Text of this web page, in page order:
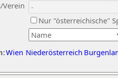
Verein
Nur "österreichische"
Wien Niederösterreich